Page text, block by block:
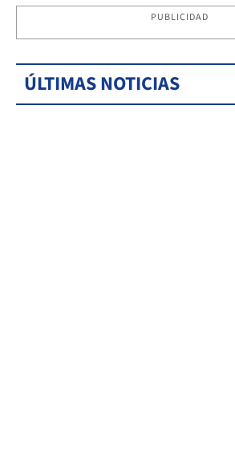
PUBLICIDAD
ÚLTIMAS NOTICIAS